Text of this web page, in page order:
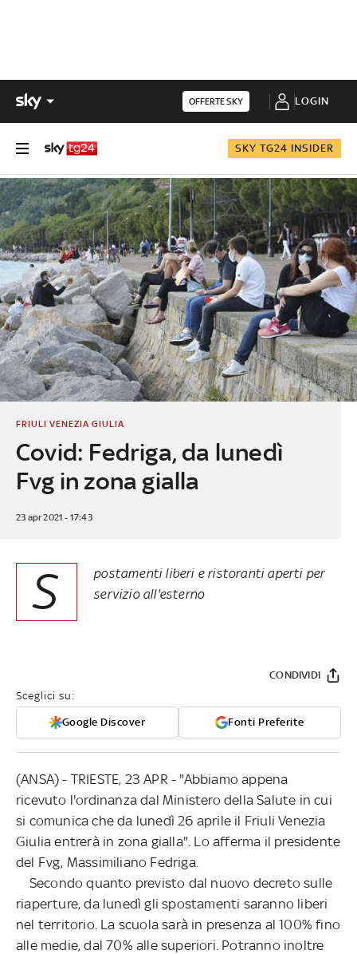
OFFERTE SKY LOGIN
SKY TG24 INSIDER
Covid: Fedriga, da lunedì
Fvg in zona gialla
FRIULI VENEZIA GIULIA
23 apr 2021 - 17:43
S
postamenti liberi e ristoranti aperti per
servizio all'esterno
Sceglici su:
Google Discover Fonti Preferite
CONDIVIDI
(ANSA) - TRIESTE, 23 APR - "Abbiamo appena
ricevuto l'ordinanza dal Ministero della Salute in cui
si comunica che da lunedì 26 aprile il Friuli Venezia
Giulia entrerà in zona gialla". Lo afferma il presidente
del Fvg, Massimiliano Fedriga.
Secondo quanto previsto dal nuovo decreto sulle
riaperture, da lunedì gli spostamenti saranno liberi
nel territorio. La scuola sarà in presenza al 100% fino
alle medie, dal 70% alle superiori. Potranno inoltre